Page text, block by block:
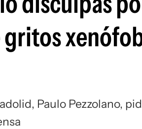
Paulo Pezzolano,